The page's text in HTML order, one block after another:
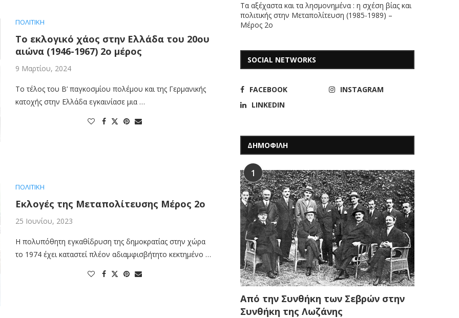
ΠΟΛΙΤΙΚΗ
Το εκλογικό χάος στην Ελλάδα του 20ου
αιώνα (1946-1967) 2ο μέρος
9 Μαρτίου, 2024
Το τέλος του Β’ παγκοσμίου πολέμου και της Γερμανικής
κατοχής στην Ελλάδα εγκαινίασε μια …
ΠΟΛΙΤΙΚΗ
Εκλογές της Μεταπολίτευσης Μέρος 2o
25 Ιουνίου, 2023
Η πολυπόθητη εγκαθίδρυση της δημοκρατίας στην χώρα
το 1974 έχει καταστεί πλέον αδιαμφισβήτητο κεκτημένο …
Τα αξέχαστα και τα λησμονημένα : η σχέση βίας και
πολιτικής στην Μεταπολίτευση (1985-1989) –
Μέρος 2ο
SOCIAL NETWORKS
FACEBOOK
INSTAGRAM
LINKEDIN
ΔΗΜΟΦΙΛΗ
1
Από την Συνθήκη των Σεβρών στην
Συνθήκη της Λωζάνης